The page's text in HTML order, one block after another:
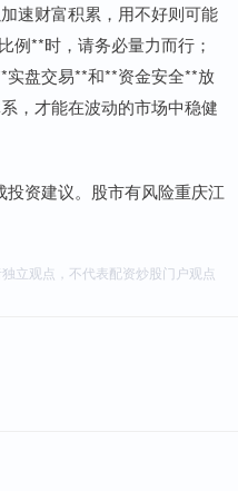
速财富积累，用不好则可能
例**时，请务必量力而行；
盘交易**和**资金安全**放
，才能在波动的市场中稳健
资建议。股市有风险重庆江
立观点，不代表配资炒股门户观点